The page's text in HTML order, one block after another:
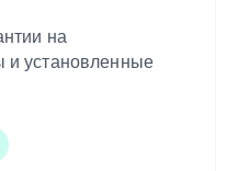
на
установленные